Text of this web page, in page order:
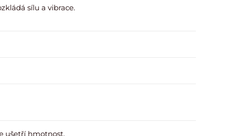
sílu a vibrace.
ušetří hmotnost.